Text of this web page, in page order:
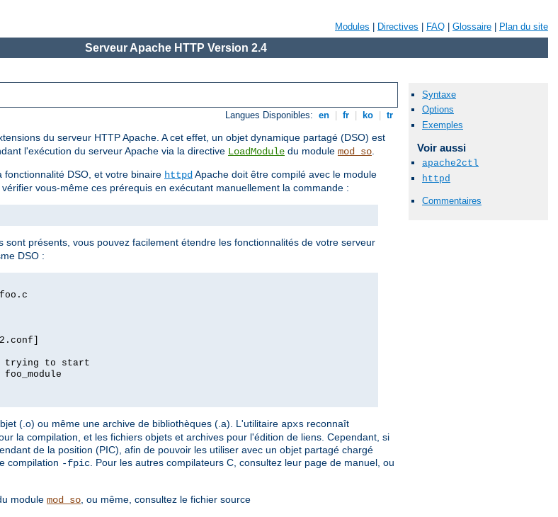
Modules Directives FAQ Glossaire Plan du site
Serveur Apache HTTP Version 2.4
Langues Disponibles: en fr ko tr
du serveur HTTP Apache. A cet effet, un objet dynamique partagé (DSO) est
l'exécution du serveur Apache via la directive LoadModule du module mod_so.
DSO, et votre binaire httpdApache doit être compilé avec le module
vous-même ces prérequis en exécutant manuellement la commande :
présents, vous pouvez facilement étendre les fonctionnalités de votre serveur
DSO :
trying to start
(.o) ou même une archive de bibliothèques (.a). L'utilitaire apxs reconnaît
la compilation, et les fichiers objets et archives pour l'édition de liens. Cependant, si
de la position (PIC), afin de pouvoir les utiliser avec un objet partagé chargé
compilation -fpic. Pour les autres compilateurs C, consultez leur page de manuel, ou
module mod_so, ou même, consultez le fichier source
Syntaxe
Options
Exemples
Voir aussi
apache2ctl
httpd
Commentaires